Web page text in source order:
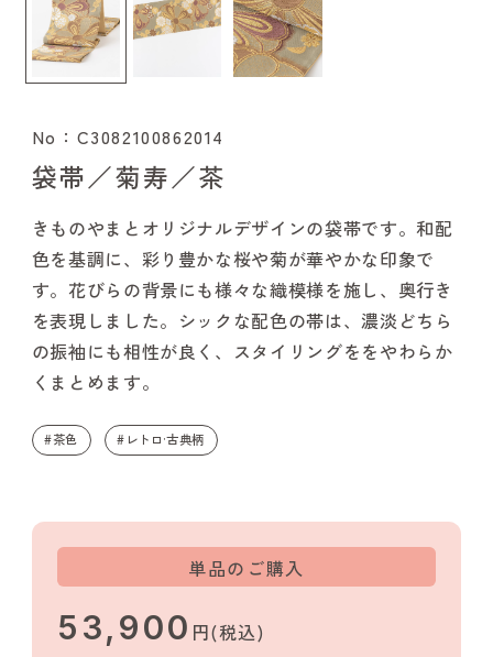
No：C3082100862014
袋帯／菊寿／茶
きものやまとオリジナルデザインの袋帯です。和配
色を基調に、彩り豊かな桜や菊が華やかな印象で
す。花びらの背景にも様々な織模様を施し、奥行き
を表現しました。シックな配色の帯は、濃淡どちら
の振袖にも相性が良く、スタイリングををやわらか
くまとめます。
#茶色 #レトロ·古典柄
単品のご購入
53,900 円(税込)